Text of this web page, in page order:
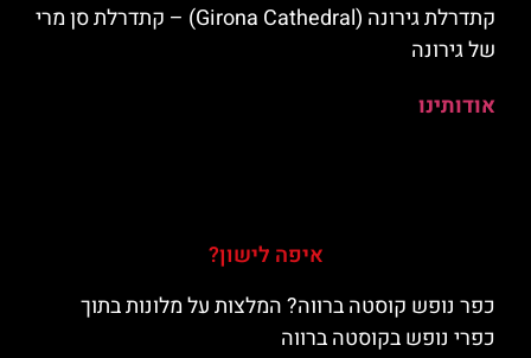
קתדרלת גירונה (Girona Cathedral) – קתדרלת סן מרי
של גירונה
אודותינו
איפה לישון?
כפר נופש קוסטה ברווה? המלצות על מלונות בתוך
כפרי נופש בקוסטה ברווה